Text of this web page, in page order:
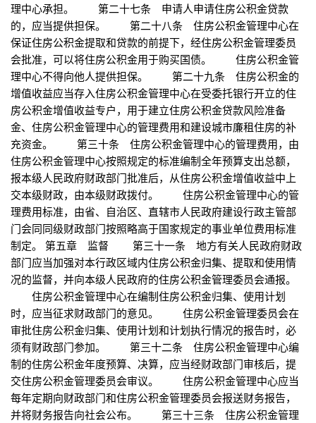
理中心承担。 第二十七条 申请人申请住房公积金贷款
的，应当提供担保。 第二十八条 住房公积金管理中心在
保证住房公积金提取和贷款的前提下，经住房公积金管理委员
会批准，可以将住房公积金用于购买国债。 住房公积金管
理中心不得向他人提供担保。 第二十九条 住房公积金的
增值收益应当存入住房公积金管理中心在受委托银行开立的住
房公积金增值收益专户，用于建立住房公积金贷款风险准备
金、住房公积金管理中心的管理费用和建设城市廉租住房的补
充资金。 第三十条 住房公积金管理中心的管理费用，由
住房公积金管理中心按照规定的标准编制全年预算支出总额，
报本级人民政府财政部门批准后，从住房公积金增值收益中上
交本级财政，由本级财政拨付。 住房公积金管理中心的管
理费用标准，由省、自治区、直辖市人民政府建设行政主管部
门会同同级财政部门按照略高于国家规定的事业单位费用标准
制定。 第五章 监督 第三十一条 地方有关人民政府财政
部门应当加强对本行政区域内住房公积金归集、提取和使用情
况的监督，并向本级人民政府的住房公积金管理委员会通报。
住房公积金管理中心在编制住房公积金归集、使用计划
时，应当征求财政部门的意见。 住房公积金管理委员会在
审批住房公积金归集、使用计划和计划执行情况的报告时，必
须有财政部门参加。 第三十二条 住房公积金管理中心编
制的住房公积金年度预算、决算，应当经财政部门审核后，提
交住房公积金管理委员会审议。 住房公积金管理中心应当
每年定期向财政部门和住房公积金管理委员会报送财务报告，
并将财务报告向社会公布。 第三十三条 住房公积金管理